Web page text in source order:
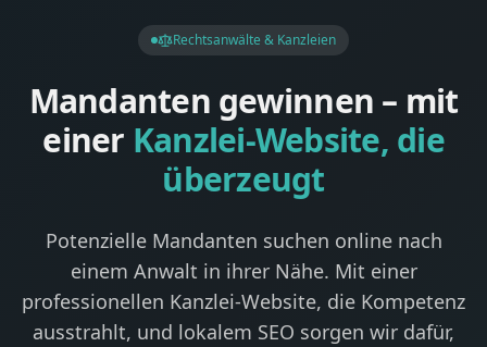
Rechtsanwälte & Kanzleien
Mandanten gewinnen – mit
einer Kanzlei-Website, die
überzeugt
Potenzielle Mandanten suchen online nach
einem Anwalt in ihrer Nähe. Mit einer
professionellen Kanzlei-Website, die Kompetenz
ausstrahlt, und lokalem SEO sorgen wir dafür,